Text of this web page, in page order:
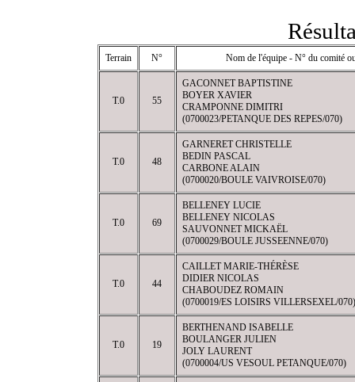
Terrain N° Nom de l'équipe - N° du comité
T.0 55
GACONNET BAPTISTINE
BOYER XAVIER
CRAMPONNE DIMITRI
(0700023/PETANQUE DES REPES/070)
T.0 48
GARNERET CHRISTELLE
BEDIN PASCAL
CARBONE ALAIN
(0700020/BOULE VAIVROISE/070)
T.0 69
BELLENEY LUCIE
BELLENEY NICOLAS
SAUVONNET MICKAËL
(0700029/BOULE JUSSEENNE/070)
T.0 44
CAILLET MARIE-THÉRÈSE
DIDIER NICOLAS
CHABOUDEZ ROMAIN
(0700019/ES LOISIRS VILLERSEXEL/070)
T.0 19
BERTHENAND ISABELLE
BOULANGER JULIEN
JOLY LAURENT
(0700004/US VESOUL PETANQUE/070)